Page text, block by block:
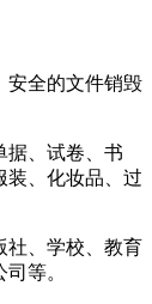
安全的文件销毁
据、试卷、书
装、化妆品、过
社、学校、教育
等。